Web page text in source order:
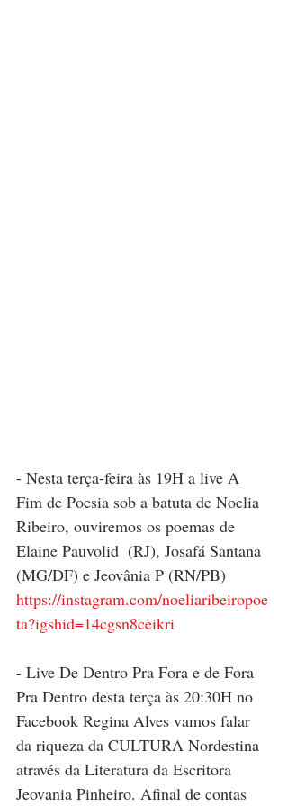
- Nesta terça-feira às 19H a live A
Fim de Poesia sob a batuta de Noelia
Ribeiro, ouviremos os poemas de
Elaine Pauvolid  (RJ), Josafá Santana
(MG/DF) e Jeovânia P (RN/PB)
https://instagram.com/noeliaribeiropoe
ta?igshid=14cgsn8ceikri
- Live De Dentro Pra Fora e de Fora
Pra Dentro desta terça às 20:30H no
Facebook Regina Alves vamos falar
da riqueza da CULTURA Nordestina
através da Literatura da Escritora
Jeovania Pinheiro. Afinal de contas